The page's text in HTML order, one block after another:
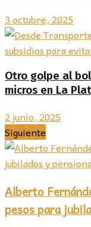
3 octubre, 2025
Otro golpe al
micros en La
2 junio, 2025
Siguiente
Alberto
pesos para